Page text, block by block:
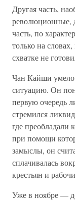
Другая часть,
революционные,
часть, по
только на
схватке не
Чан Кайши
ситуацию. Он
первую очередь
стремился
где преобладали
при помощи
замыслы, он
сплачивалась
крестьян и
Уже в ноябре —